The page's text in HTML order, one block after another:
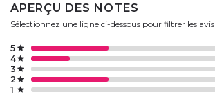
APERÇU DES NOTES
Sélectionnez une ligne ci-dessous pour filtrer les avis
1
2
3
4
5